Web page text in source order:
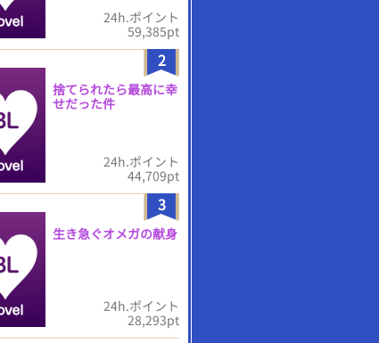
24h.ポイント
59,385pt
2
捨てられたら最高に幸
せだった件
24h.ポイント
44,709pt
3
生き急ぐオメガの献身
24h.ポイント
28,293pt